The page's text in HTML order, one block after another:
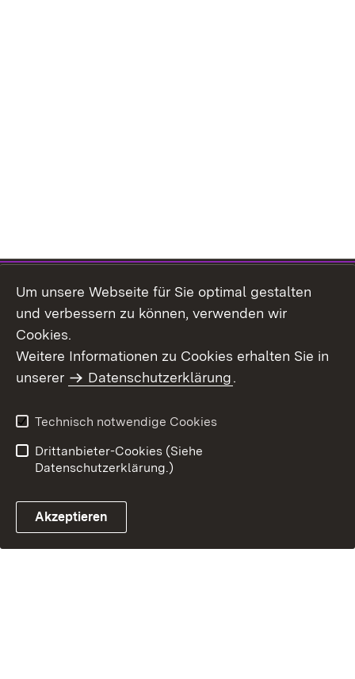
Inhaltsübersicht
Kontakt
Impressum
Datenschutz
Benutzungshinweise
Barrierefreiheit
Um unsere Webseite für Sie optimal gestalten
und verbessern zu können, verwenden wir
Cookies.
Weitere Informationen zu Cookies erhalten Sie in
unserer
Datenschutzerklärung.
Technisch notwendige Cookies
Drittanbieter-Cookies (Siehe
Datenschutzerklärung.)
Akzeptieren